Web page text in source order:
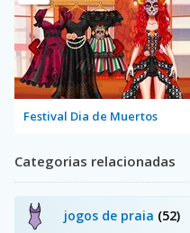
Festival Dia de Muertos
Categorias relacionadas
jogos de praia (52)